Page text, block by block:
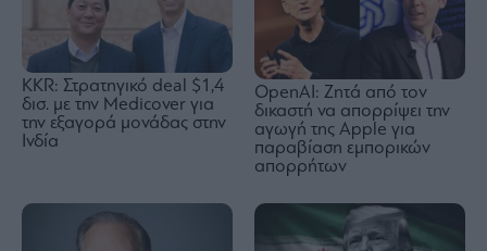
KKR: Στρατηγικό deal $1,4
δισ. με την Medicover για
την εξαγορά μονάδας στην
Ινδία
OpenAI: Ζητά από τον
δικαστή να απορρίψει την
αγωγή της Apple για
παραβίαση εμπορικών
απορρήτων